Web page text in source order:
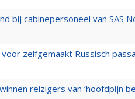
bij cabinepersoneel van SAS
zelfgemaakt Russisch
reizigers van ‘hoofdpijn